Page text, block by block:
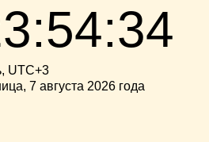
UTC+3
7 августа 2026 года